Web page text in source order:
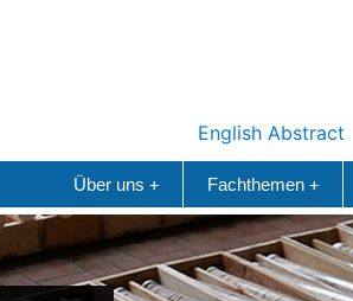
English Abstract
+
Über uns +
Fachthemen